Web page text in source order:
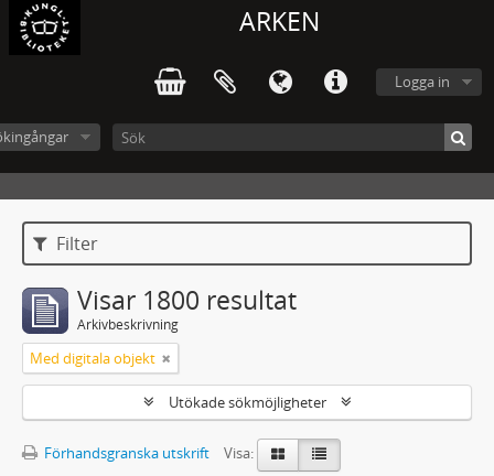
ARKEN
Logga in
Filter
Visar 1800 resultat
Arkivbeskrivning
Med digitala objekt
Utökade sökmöjligheter
Förhandsgranska utskrift
Visa: